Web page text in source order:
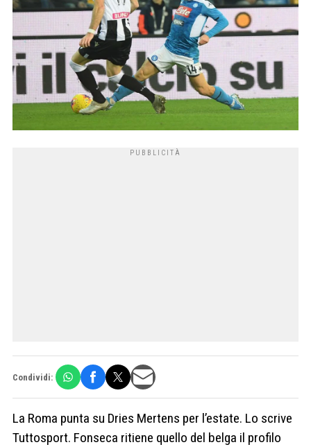
Condividi:
La Roma punta su Dries Mertens per l’estate. Lo scrive
Tuttosport. Fonseca ritiene quello del belga il profilo